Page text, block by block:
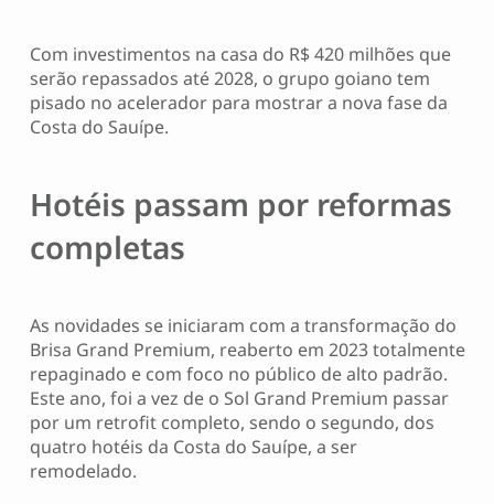
Com investimentos na casa do R$ 420 milhões que
serão repassados até 2028, o grupo goiano tem
pisado no acelerador para mostrar a nova fase da
Costa do Sauípe.
Hotéis passam por reformas
completas
As novidades se iniciaram com a transformação do
Brisa Grand Premium, reaberto em 2023 totalmente
repaginado e com foco no público de alto padrão.
Este ano, foi a vez de o Sol Grand Premium passar
por um retrofit completo, sendo o segundo, dos
quatro hotéis da Costa do Sauípe, a ser
remodelado.